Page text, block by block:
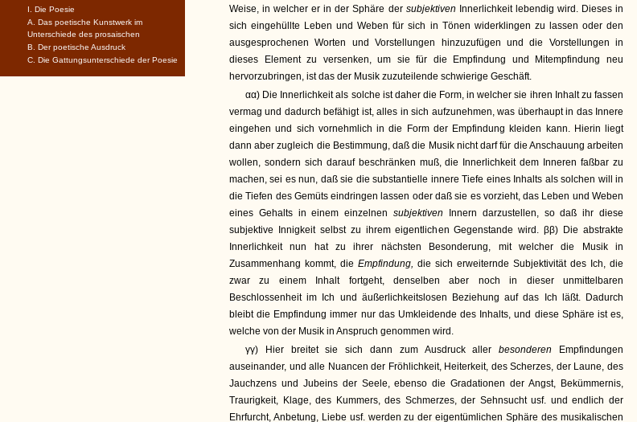
Weise, in welcher er in der Sphäre der subjektiven Innerlichkeit lebendig wird. Dieses in
sich eingehüllte Leben und Weben für sich in Tönen widerklingen zu lassen oder den
ausgesprochenen Worten und Vorstellungen hinzuzufügen und die Vorstellungen in
dieses Element zu versenken, um sie für die Empfindung und Mitempfindung neu
hervorzubringen, ist das der Musik zuzuteilende schwierige Geschäft.
αα) Die Innerlichkeit als solche ist daher die Form, in welcher sie ihren Inhalt zu fassen
vermag und dadurch befähigt ist, alles in sich aufzunehmen, was überhaupt in das Innere
eingehen und sich vornehmlich in die Form der Empfindung kleiden kann. Hierin liegt
dann aber zugleich die Bestimmung, daß die Musik nicht darf für die Anschauung arbeiten
wollen, sondern sich darauf beschränken muß, die Innerlichkeit dem Inneren faßbar zu
machen, sei es nun, daß sie die substantielle innere Tiefe eines Inhalts als solchen will in
die Tiefen des Gemüts eindringen lassen oder daß sie es vorzieht, das Leben und Weben
eines Gehalts in einem einzelnensubjektiven
Innern darzustellen, so daß ihr diese
subjektive Innigkeit selbst zu ihrem eigentlichen Gegenstande wird. ββ) Die abstrakte
Innerlichkeit nun hat zu ihrer nächsten Besonderung, mit welcher die Musik in
Zusammenhang kommt, die Empfindung, die sich erweiternde Subjektivität des Ich, die
zwar zu einem Inhalt fortgeht, denselben aber noch in dieser unmittelbaren
Beschlossenheit im Ich und äußerlichkeitslosen Beziehung auf das Ich läßt. Dadurch
bleibt die Empfindung immer nur das Umkleidende des Inhalts, und diese Sphäre ist es,
welche von der Musik in Anspruch genommen wird.
γγ) Hier breitet sie sich dann zum Ausdruck allerbesonderen
Empfindungen
auseinander, und alle Nuancen der Fröhlichkeit, Heiterkeit, des Scherzes, der Laune, des
Jauchzens und Jubeins der Seele, ebenso die Gradationen der Angst, Bekümmernis,
Traurigkeit, Klage, des Kummers, des Schmerzes, der Sehnsucht usf. und endlich der
Ehrfurcht, Anbetung, Liebe usf. werden zu der eigentümlichen Sphäre des musikalischen
I. Die Poesie
A. Das poetische Kunstwerk im
Unterschiede des prosaischen
B. Der poetische Ausdruck
C. Die Gattungsunterschiede der Poesie